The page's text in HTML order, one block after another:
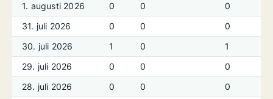
1. augusti 2026
0 0
0
31. juli 2026
0 0
0
30. juli 2026
1 0
1
29. juli 2026
0 0
0
28. juli 2026
0 0
0